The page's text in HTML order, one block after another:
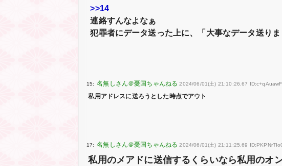
>>14
連絡すんなよなぁ
犯罪者にデータ送った上に、「大事なデータ送り
15: 2024/06/01(土) 21:10:26.67
私用アドレスに送ろうとした時点でアウト
17: 2024/06/01(土) 21:11:25.69
私用のメアドに送信するくらいなら私用のオ